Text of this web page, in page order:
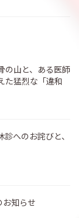
の山と、ある医師
た猛烈な「違和
へのお詫びと、
お知らせ